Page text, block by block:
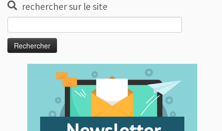
rechercher sur le site